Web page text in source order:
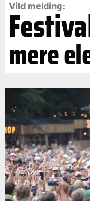
Vild melding:
mere